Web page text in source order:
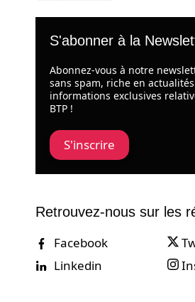
S'abonner à la
Abonnez-vous à notre
sans spam, riche en
informations exclusives
BTP !
S'inscrire
Retrouvez-nous sur les
Facebook
Linkedin